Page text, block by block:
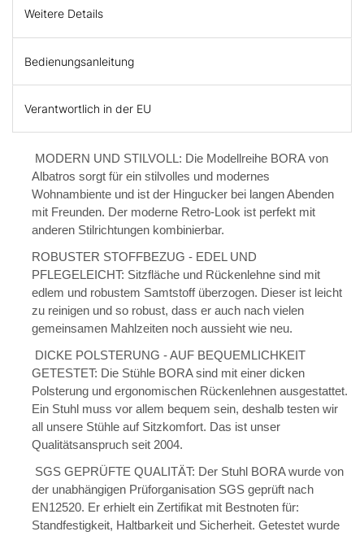
Weitere Details
Bedienungsanleitung
Verantwortlich in der EU
MODERN UND STILVOLL: Die Modellreihe BORA von
Albatros sorgt für ein stilvolles und modernes
Wohnambiente und ist der Hingucker bei langen Abenden
mit Freunden. Der moderne Retro-Look ist perfekt mit
anderen Stilrichtungen kombinierbar.
ROBUSTER STOFFBEZUG - EDEL UND
PFLEGELEICHT: Sitzfläche und Rückenlehne sind mit
edlem und robustem Samtstoff überzogen. Dieser ist leicht
zu reinigen und so robust, dass er auch nach vielen
gemeinsamen Mahlzeiten noch aussieht wie neu.
DICKE POLSTERUNG - AUF BEQUEMLICHKEIT
GETESTET: Die Stühle BORA sind mit einer dicken
Polsterung und ergonomischen Rückenlehnen ausgestattet.
Ein Stuhl muss vor allem bequem sein, deshalb testen wir
all unsere Stühle auf Sitzkomfort. Das ist unser
Qualitätsanspruch seit 2004.
SGS GEPRÜFTE QUALITÄT: Der Stuhl BORA wurde von
der unabhängigen Prüforganisation SGS geprüft nach
EN12520. Er erhielt ein Zertifikat mit Bestnoten für:
Standfestigkeit, Haltbarkeit und Sicherheit. Getestet wurde